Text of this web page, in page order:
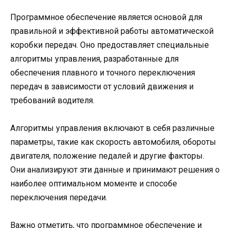
Программное обеспечение является основой для
правильной и эффективной работы автоматической
коробки передач. Оно предоставляет специальные
алгоритмы управления, разработанные для
обеспечения плавного и точного переключения
передач в зависимости от условий движения и
требований водителя.
Алгоритмы управления включают в себя различные
параметры, такие как скорость автомобиля, обороты
двигателя, положение педалей и другие факторы.
Они анализируют эти данные и принимают решения о
наиболее оптимальном моменте и способе
переключения передачи.
Важно отметить, что программное обеспечение и